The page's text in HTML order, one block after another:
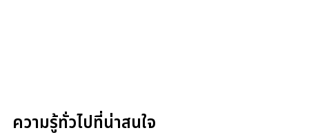
ความรู้ทั่วไปที่น่าสนใจ